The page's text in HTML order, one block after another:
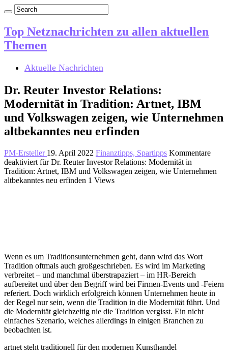
Top Netznachrichten zu allen aktuellen
Themen
Aktuelle Nachrichten
Dr. Reuter Investor Relations:
Modernität in Tradition: Artnet, IBM
und Volkswagen zeigen, wie Unternehmen
altbekanntes neu erfinden
PM-Ersteller 19. April 2022 Finanztipps, Spartipps Kommentare
deaktiviert für Dr. Reuter Investor Relations: Modernität in
Tradition: Artnet, IBM und Volkswagen zeigen, wie Unternehmen
altbekanntes neu erfinden 1 Views
Wenn es um Traditionsunternehmen geht, dann wird das Wort
Tradition oftmals auch großgeschrieben. Es wird im Marketing
verbreitet – und manchmal überstrapaziert – im HR-Bereich
aufbereitet und über den Begriff wird bei Firmen-Events und -Feiern
referiert. Doch wirklich erfolgreich können Unternehmen heute in
der Regel nur sein, wenn die Tradition in die Modernität führt. Und
die Modernität gleichzeitig nie die Tradition vergisst. Ein nicht
einfaches Szenario, welches allerdings in einigen Branchen zu
beobachten ist.
artnet steht traditionell für den modernen Kunsthandel